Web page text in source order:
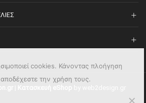
cookies. Κάνοντας πλοήγηση
την χρήση τους.